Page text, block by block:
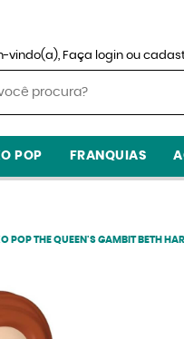
vindo(a), Faça login ou
POP FRANQUIAS
POP THE QUEEN'S GAMBIT BETH